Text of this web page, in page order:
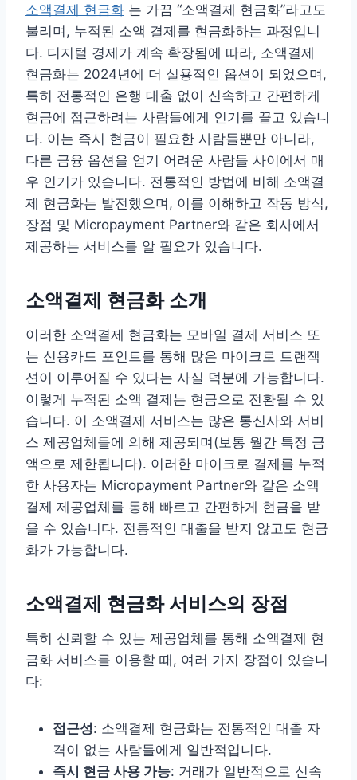
소액결제 현금화 는 가끔 “소액결제 현금화”라고도
불리며, 누적된 소액 결제를 현금화하는 과정입니
다. 디지털 경제가 계속 확장됨에 따라, 소액결제
현금화는 2024년에 더 실용적인 옵션이 되었으며,
특히 전통적인 은행 대출 없이 신속하고 간편하게
현금에 접근하려는 사람들에게 인기를 끌고 있습니
다. 이는 즉시 현금이 필요한 사람들뿐만 아니라,
다른 금융 옵션을 얻기 어려운 사람들 사이에서 매
우 인기가 있습니다. 전통적인 방법에 비해 소액결
제 현금화는 발전했으며, 이를 이해하고 작동 방식,
장점 및 Micropayment Partner와 같은 회사에서
제공하는 서비스를 알 필요가 있습니다.
소액결제 현금화 소개
이러한 소액결제 현금화는 모바일 결제 서비스 또
는 신용카드 포인트를 통해 많은 마이크로 트랜잭
션이 이루어질 수 있다는 사실 덕분에 가능합니다.
이렇게 누적된 소액 결제는 현금으로 전환될 수 있
습니다. 이 소액결제 서비스는 많은 통신사와 서비
스 제공업체들에 의해 제공되며(보통 월간 특정 금
액으로 제한됩니다). 이러한 마이크로 결제를 누적
한 사용자는 Micropayment Partner와 같은 소액
결제 제공업체를 통해 빠르고 간편하게 현금을 받
을 수 있습니다. 전통적인 대출을 받지 않고도 현금
화가 가능합니다.
소액결제 현금화 서비스의 장점
특히 신뢰할 수 있는 제공업체를 통해 소액결제 현
금화 서비스를 이용할 때, 여러 가지 장점이 있습니
다:
접근성: 소액결제 현금화는 전통적인 대출 자
격이 없는 사람들에게 일반적입니다.
즉시 현금 사용 가능: 거래가 일반적으로 신속